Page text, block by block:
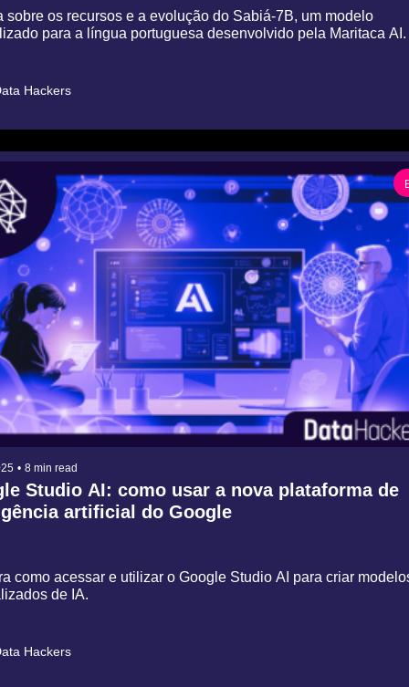
sobre os recursos e a evolução do Sabiá-7B, um modelo
para a língua portuguesa desenvolvido pela Maritaca AI.
Hackers
• 8 min read
Studio AI: como usar a nova plataforma de
artificial do Google
como acessar e utilizar o Google Studio AI para criar
de IA.
Hackers